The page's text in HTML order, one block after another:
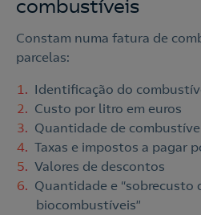
combustíveis
Constam numa fatura de
parcelas:
Identificação do
Custo por litro em euros
Quantidade de
Taxas e impostos a pagar
Valores de descontos
Quantidade e “sobrecusto
biocombustíveis”